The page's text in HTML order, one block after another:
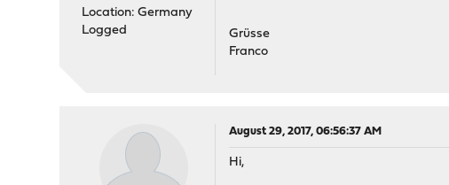
Location: Germany
Logged
Grüsse
Franco
August 29, 2017, 06:56:37 AM
Hi,